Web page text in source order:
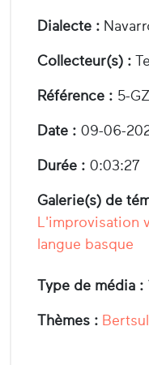
Dialecte :
Collecteur(s) :
Référence : 5-
Date : 09-06-
Durée : 0:03:27
Galerie(s) de
L'improvisation
langue basque
Type de média :
Thèmes :